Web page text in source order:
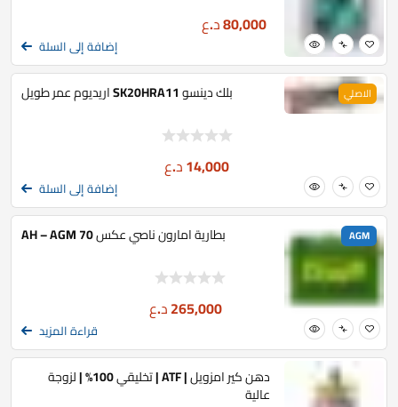
80,000د.ع
إضافة إلى السلة
الاصلي بلك دينسو SK20HRA11 اريديوم عمر طويل
14,000د.ع
إضافة إلى السلة
AGM بطارية امارون ناصي عكس 70 AH – AGM
265,000د.ع
قراءة المزيد
دهن كير امزويل | ATF | تخليقي 100% | لزوجة
عالية